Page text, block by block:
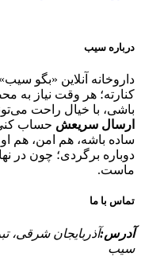
درباره سیب
داروخانه آنلاین «بگو
کنارته؛ هر وقت نیاز به
باشی، با خیال راحت
ارسال سریعش حساب کنی.
ساده باشه، هم امن، هم
دوباره برگردی؛ چون در
ماست.
تماس با ما
آدرس:آذربایجان شرقی،
سیب